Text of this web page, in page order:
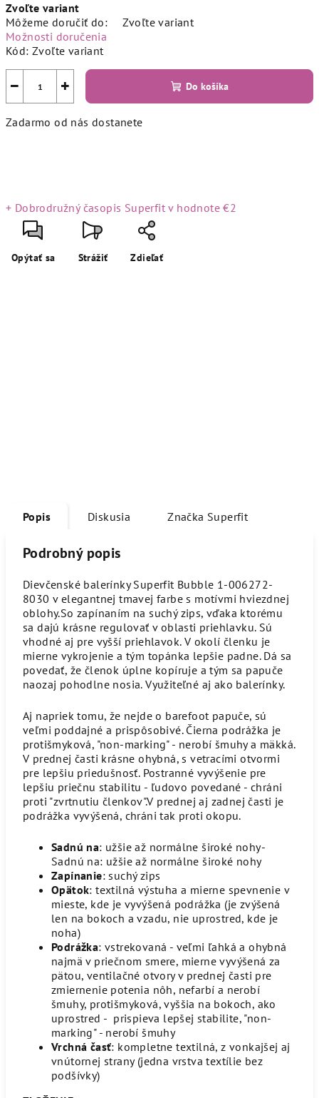
cena:
Zvoľte variant
Môžeme doručiť do:
Zvoľte variant
Možnosti doručenia
Kód: Zvoľte variant
+
− Do košíka
Zadarmo od nás dostanete
+ Dobrodružný časopis Superfitv hodnote €2
Opýtať sa Strážiť Zdieľať
Popis Diskusia Značka Superfit
Podrobný popis
Dievčenské balerínky Superfit Bubble 1-006272-
8030 v elegantnej tmavej farbe s motívmi hviezdnej
oblohy.So zapínaním na suchý zips, vďaka ktorému
sa dajú krásne regulovať v oblasti priehlavku. Sú
vhodné aj pre vyšší priehlavok. V okolí členku je
mierne vykrojenie a tým topánka lepšie padne. Dá sa
povedať, že členok úplne kopíruje a tým sa papuče
naozaj pohodlne nosia. Využiteľné aj ako balerínky.
Aj napriek tomu, že nejde o barefoot papuče, sú
veľmi poddajné a prispôsobivé. Čierna podrážka je
protišmyková, "non-marking" - nerobí šmuhy a mäkká.
V prednej časti krásne ohybná, s vetracími otvormi
pre lepšiu priedušnosť. Postranné vyvýšenie pre
lepšiu priečnu stabilitu - ľudovo povedané - chráni
proti "zvrtnutiu členkov".V prednej aj zadnej časti je
podrážka vyvýšená, chráni tak proti okopu.
Sadnú na: užšie až normálne široké nohy-
Sadnú na: užšie až normálne široké nohy
Zapínanie: suchý zips
Opätok: textilná výstuha a mierne spevnenie v
mieste, kde je vyvýšená podrážka (je zvýšená
len na bokoch a vzadu, nie uprostred, kde je
noha)
Podrážka: vstrekovaná - veľmi ľahká a ohybná
najmä v priečnom smere, mierne vyvýšená za
pätou, ventilačné otvory v prednej časti pre
zmiernenie potenia nôh, nefarbí a nerobí
šmuhy, protišmyková, vyššia na bokoch, ako
uprostred - prispieva lepšej stabilite, "non-
marking" - nerobí šmuhy
Vrchná časť: kompletne textilná, z vonkajšej aj
vnútornej strany (jedna vrstva textílie bez
podšívky)